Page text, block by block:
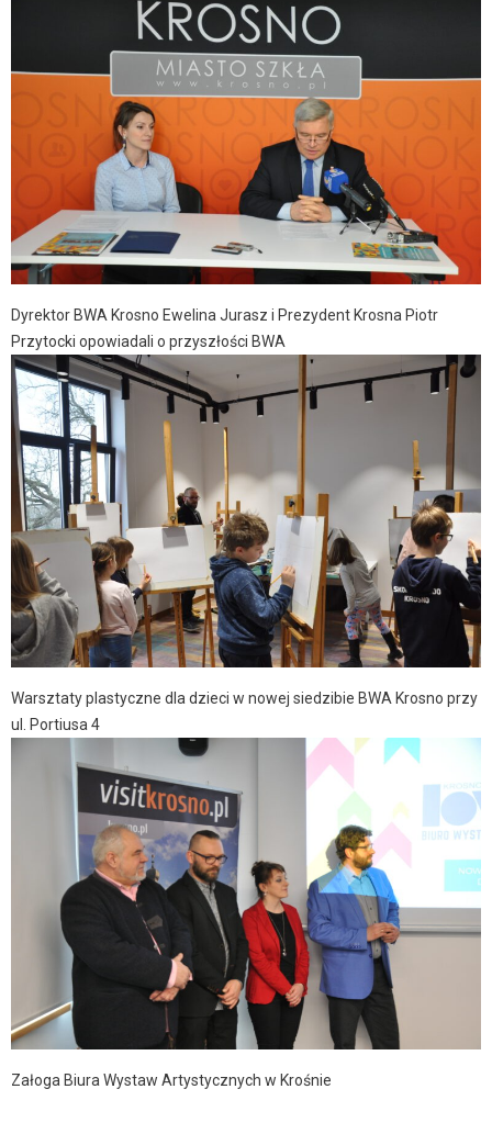
Dyrektor BWA Krosno Ewelina Jurasz i Prezydent Krosna Piotr
Przytocki opowiadali o przyszłości BWA
Warsztaty plastyczne dla dzieci w nowej siedzibie BWA Krosno przy
ul. Portiusa 4
Załoga Biura Wystaw Artystycznych w Krośnie